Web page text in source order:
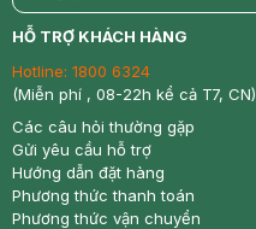
return
HỖ TRỢ KHÁCH HÀNG
Hotline: 1800 6324
(Miễn phí , 08-22h kể cả T7, CN)
Các câu hỏi thường gặp
Gửi yêu cầu hỗ trợ
Hướng dẫn đặt hàng
Phương thức thanh toán
Phương thức vận chuyển